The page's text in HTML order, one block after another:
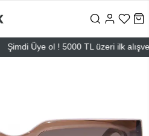
Üye ol ! 5000 TL üzeri ilk